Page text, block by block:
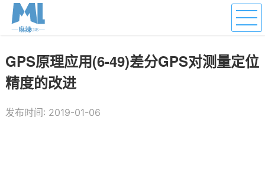
GPS原理应用(6-49)差分GPS对测量定位
精度的改进
发布时间: 2019-01-06